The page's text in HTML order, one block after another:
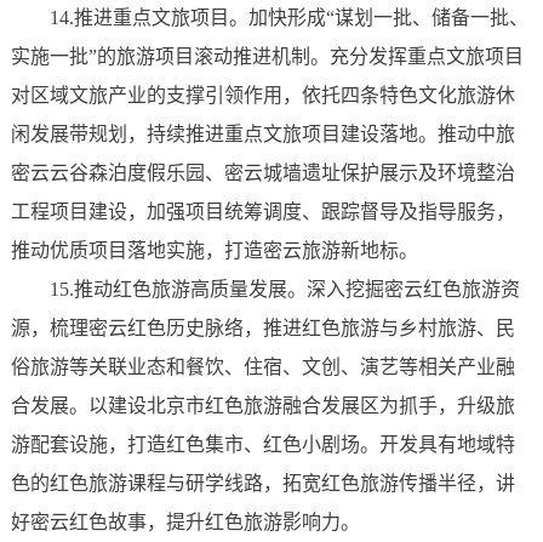
14.推进重点文旅项目。加快形成“谋划一批、储备一批、
实施一批”的旅游项目滚动推进机制。充分发挥重点文旅项目
对区域文旅产业的支撑引领作用，依托四条特色文化旅游休
闲发展带规划，持续推进重点文旅项目建设落地。推动中旅
密云云谷森泊度假乐园、密云城墙遗址保护展示及环境整治
工程项目建设，加强项目统筹调度、跟踪督导及指导服务，
推动优质项目落地实施，打造密云旅游新地标。
15.推动红色旅游高质量发展。深入挖掘密云红色旅游资
源，梳理密云红色历史脉络，推进红色旅游与乡村旅游、民
俗旅游等关联业态和餐饮、住宿、文创、演艺等相关产业融
合发展。以建设北京市红色旅游融合发展区为抓手，升级旅
游配套设施，打造红色集市、红色小剧场。开发具有地域特
色的红色旅游课程与研学线路，拓宽红色旅游传播半径，讲
好密云红色故事，提升红色旅游影响力。